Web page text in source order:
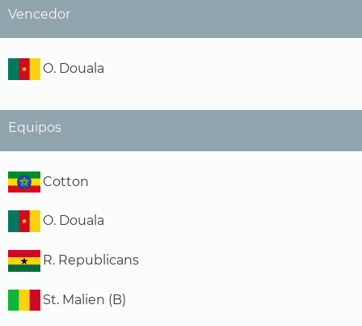
Vencedor
O. Douala
Equipos
Cotton
O. Douala
R. Republicans
St. Malien (B)